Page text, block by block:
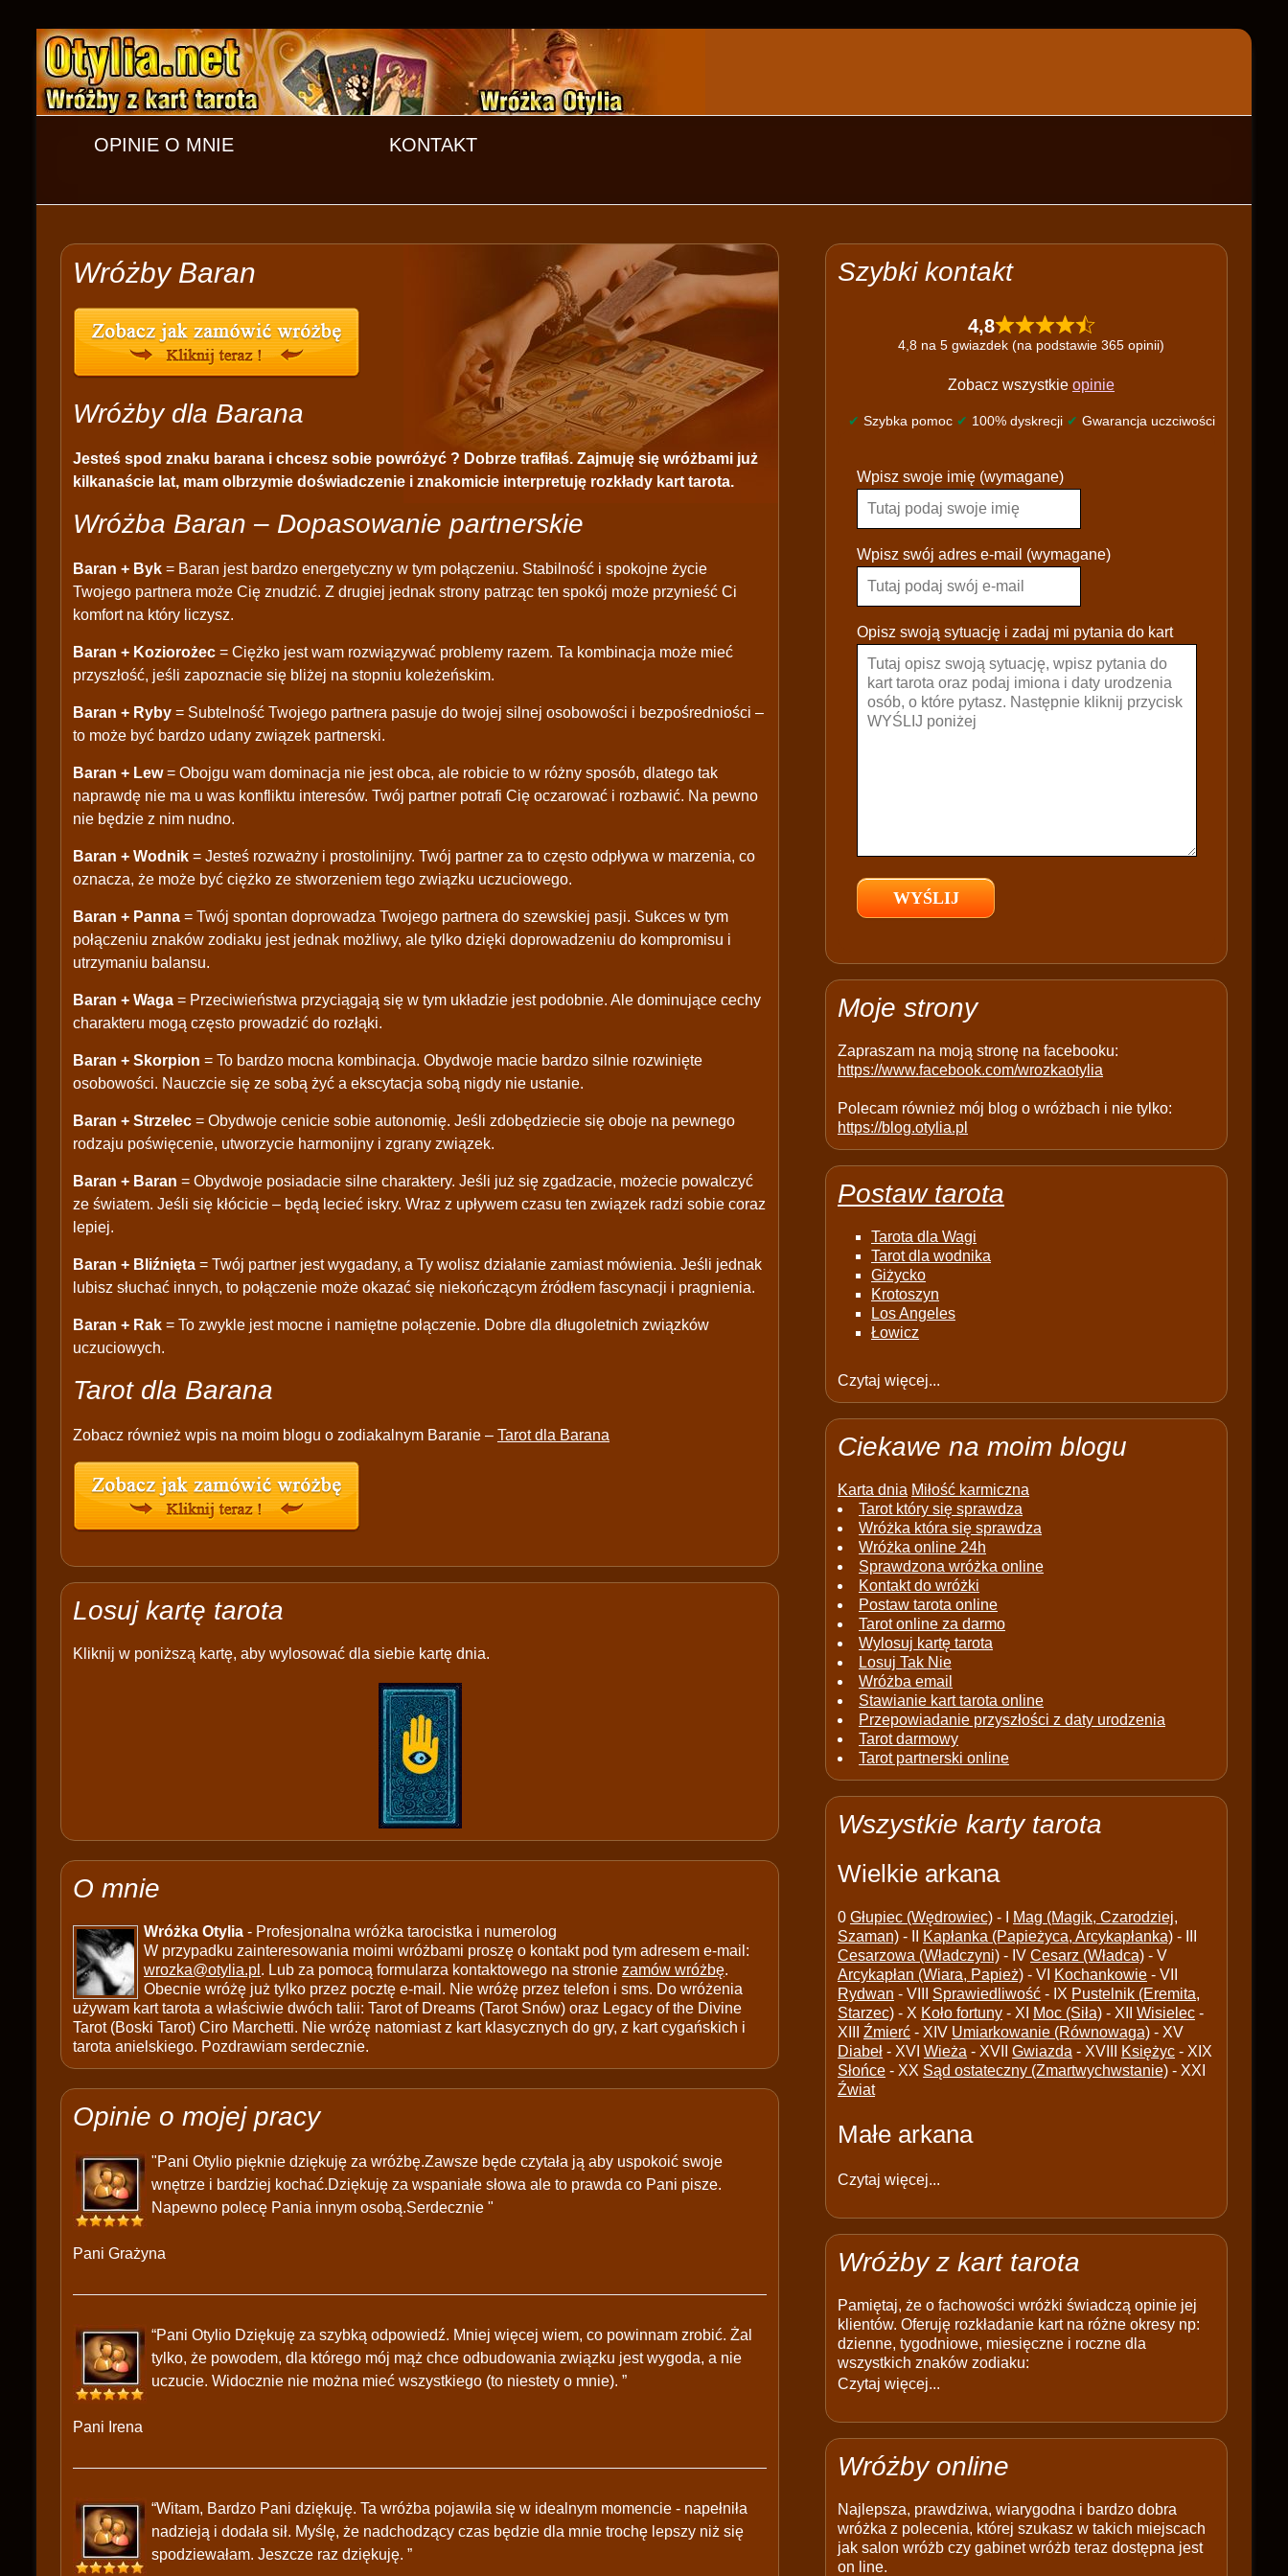
OPINIE O MNIE KONTAKT
Wróżby Baran
Wróżby dla Barana
Jesteś spod znaku barana i chcesz sobie powróżyć ? Dobrze trafiłaś. Zajmuję się wróżbami już
kilkanaście lat, mam olbrzymie doświadczenie i znakomicie interpretuję rozkłady kart tarota.
Wróżba Baran – Dopasowanie partnerskie
Baran + Byk = Baran jest bardzo energetyczny w tym połączeniu. Stabilność i spokojne życie
Twojego partnera może Cię znudzić. Z drugiej jednak strony patrząc ten spokój może przynieść Ci
komfort na który liczysz.
Baran + Koziorożec = Ciężko jest wam rozwiązywać problemy razem. Ta kombinacja może mieć
przyszłość, jeśli zapoznacie się bliżej na stopniu koleżeńskim.
Baran + Ryby = Subtelność Twojego partnera pasuje do twojej silnej osobowości i bezpośredniości –
to może być bardzo udany związek partnerski.
Baran + Lew= Obojgu wam dominacja nie jest obca, ale robicie to w różny sposób, dlatego tak
naprawdę nie ma u was konfliktu interesów. Twój partner potrafi Cię oczarować i rozbawić. Na pewno
nie będzie z nim nudno.
Baran + Wodnik = Jesteś rozważny i prostolinijny. Twój partner za to często odpływa w marzenia, co
oznacza, że może być ciężko ze stworzeniem tego związku uczuciowego.
Baran + Panna = Twój spontan doprowadza Twojego partnera do szewskiej pasji. Sukces w tym
połączeniu znaków zodiaku jest jednak możliwy, ale tylko dzięki doprowadzeniu do kompromisu i
utrzymaniu balansu.
Baran + Waga = Przeciwieństwa przyciągają się w tym układzie jest podobnie. Ale dominujące cechy
charakteru mogą często prowadzić do rozłąki.
Baran + Skorpion = To bardzo mocna kombinacja. Obydwoje macie bardzo silnie rozwinięte
osobowości. Nauczcie się ze sobą żyć a ekscytacja sobą nigdy nie ustanie.
Baran + Strzelec = Obydwoje cenicie sobie autonomię. Jeśli zdobędziecie się oboje na pewnego
rodzaju poświęcenie, utworzycie harmonijny i zgrany związek.
Baran + Baran = Obydwoje posiadacie silne charaktery. Jeśli już się zgadzacie, możecie powalczyć
ze światem. Jeśli się kłócicie – będą lecieć iskry. Wraz z upływem czasu ten związek radzi sobie coraz
lepiej.
Baran + Bliźnięta = Twój partner jest wygadany, a Ty wolisz działanie zamiast mówienia. Jeśli jednak
lubisz słuchać innych, to połączenie może okazać się niekończącym źródłem fascynacji i pragnienia.
Baran + Rak = To zwykle jest mocne i namiętne połączenie. Dobre dla długoletnich związków
uczuciowych.
Tarot dla Barana
Zobacz również wpis na moim blogu o zodiakalnym Baranie – Tarot dla Barana
Losuj kartę tarota
Kliknij w poniższą kartę, aby wylosować dla siebie kartę dnia.
O mnie
Wróżka Otylia - Profesjonalna wróżka tarocistka i numerolog
W przypadku zainteresowania moimi wróżbami proszę o kontakt pod tym adresem e-mail:
wrozka@otylia.pl . Lub za pomocą formularza kontaktowego na stronie zamów wróżbę.
Obecnie wróżę już tylko przez pocztę e-mail. Nie wróżę przez telefon i sms. Do wróżenia
używam kart tarota a właściwie dwóch talii: Tarot of Dreams (Tarot Snów) oraz Legacy of the Divine
Tarot (Boski Tarot) Ciro Marchetti. Nie wróżę natomiast z kart klasycznych do gry, z kart cygańskich i
tarota anielskiego. Pozdrawiam serdecznie.
Opinie o mojej pracy
"Pani Otylio pięknie dziękuję za wróżbę.Zawsze będe czytała ją aby uspokoić swoje
wnętrze i bardziej kochać.Dziękuję za wspaniałe słowa ale to prawda co Pani pisze.
Napewno polecę Pania innym osobą.Serdecznie "
Pani Grażyna
“Pani Otylio Dziękuję za szybką odpowiedź. Mniej więcej wiem, co powinnam zrobić. Żal
tylko, że powodem, dla którego mój mąż chce odbudowania związku jest wygoda, a nie
uczucie. Widocznie nie można mieć wszystkiego (to niestety o mnie). ”
Pani Irena
“Witam, Bardzo Pani dziękuję. Ta wróżba pojawiła się w idealnym momencie - napełniła
nadzieją i dodała sił. Myślę, że nadchodzący czas będzie dla mnie trochę lepszy niż się
spodziewałam. Jeszcze raz dziękuję. ”
Szybki kontakt
4,8
4,8 na 5 gwiazdek (na podstawie 365 opinii)
Zobacz wszystkie opinie
✔ Szybka pomoc ✔ 100% dyskrecji ✔ Gwarancja uczciwości
l
a
s
e
a
e
e
p
y
Wpisz swoje imię (wymagane)
Wpisz swój adres e-mail (wymagane)
Opisz swoją sytuację i zadaj mi pytania do kart
Moje strony
Zapraszam na moją stronę na facebooku:
https://www.facebook.com/wrozkaotylia
Polecam również mój blog o wróżbach i nie tylko:
https://blog.otylia.pl
Postaw tarota
Tarota dla Wagi
Tarot dla wodnika
Giżycko
Krotoszyn
Los Angeles
Łowicz
Czytaj więcej...
Ciekawe na moim blogu
Karta dnia Miłość karmiczna
Tarot który się sprawdza
Wróżka która się sprawdza
Wróżka online 24h
Sprawdzona wróżka online
Kontakt do wróżki
Postaw tarota online
Tarot online za darmo
Wylosuj kartę tarota
Losuj Tak Nie
Wróżba email
Stawianie kart tarota online
Przepowiadanie przyszłości z daty urodzenia
Tarot darmowy
Tarot partnerski online
Wszystkie karty tarota
Wielkie arkana
0 Głupiec (Wędrowiec) - I
Mag (Magik, Czarodziej,
Szaman) - II Kapłanka (Papieżyca, Arcykapłanka) - III
Cesarzowa (Władczyni) - IV Cesarz (Władca) - V
Arcykapłan (Wiara, Papież) - VI Kochankowie - VII
Rydwan - VIII Sprawiedliwość - IX Pustelnik (Eremita,
Starzec) - X Koło fortuny - XI Moc (Siła) - XII Wisielec -
XIII Źmierć - XIV Umiarkowanie (Równowaga) - XV
Diabeł - XVI Wieża - XVII Gwiazda - XVIII Księżyc - XIX
Słońce - XX Sąd ostateczny (Zmartwychwstanie) - XXI
Źwiat
Małe arkana
Czytaj więcej...
Wróżby z kart tarota
Pamiętaj, że o fachowości wróżki świadczą opinie jej
klientów. Oferuję rozkładanie kart na różne okresy np:
dzienne, tygodniowe, miesięczne i roczne dla
wszystkich znaków zodiaku:
Czytaj więcej...
Wróżby online
Najlepsza, prawdziwa, wiarygodna i bardzo dobra
wróżka z polecenia, której szukasz w takich miejscach
jak salon wróżb czy gabinet wróżb teraz dostępna jest
on line.